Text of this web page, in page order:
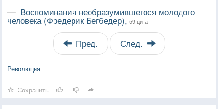
— Воспоминания необразумившегося молодого
человека (Фредерик Бегбедер), 59 цитат
Пред. След.
Революция
Сохранить